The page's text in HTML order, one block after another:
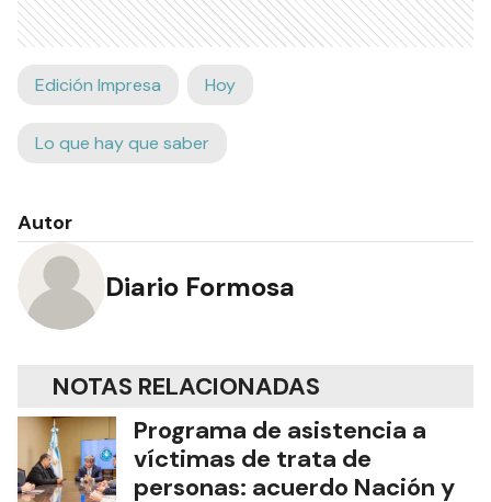
Edición Impresa Hoy
Lo que hay que saber
Autor
Diario Formosa
NOTAS RELACIONADAS
Programa de asistencia a
víctimas de trata de
personas: acuerdo Nación y